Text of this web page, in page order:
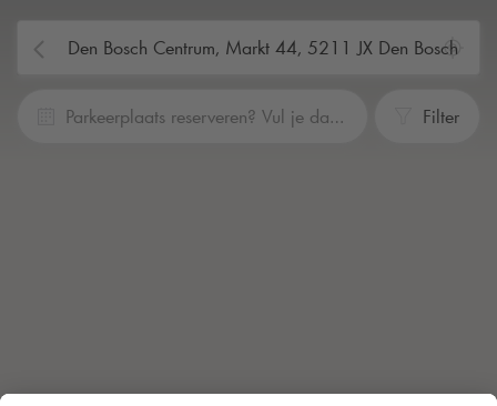
Parkeerplaats reserveren? Vul je data en tijden in Filter